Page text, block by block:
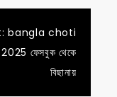
bangla choti
ফেসবুক থেকে
বিছানায়